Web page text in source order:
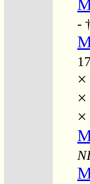
-
×
×
×